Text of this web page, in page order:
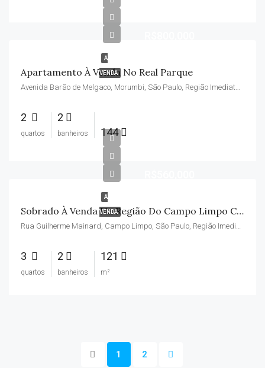
A
VENDA
Apartamento À Venda No Real Parque
Avenida Barão de Melgaco, Morumbi, São Paulo, Região Imediata de São Paulo, Região Metropolitana de São Paulo, Região Geográfica Intermediária de São Paulo, São Paulo, Região Sudeste, 05685-010, Brasil
2
quartos
2
banheiros 144
A
VENDA Sobrado À Venda Na Região Do Campo Limpo Com 3 Dormitórios
Rua Guilherme Mainard, Campo Limpo, São Paulo, Região Imediata de São Paulo, Região Metropolitana de São Paulo, Região Geográfica Intermediária de São Paulo, São Paulo, Região Sudeste, 05757-200, Brasil
3
quartos
2
banheiros
121
m²
1 2